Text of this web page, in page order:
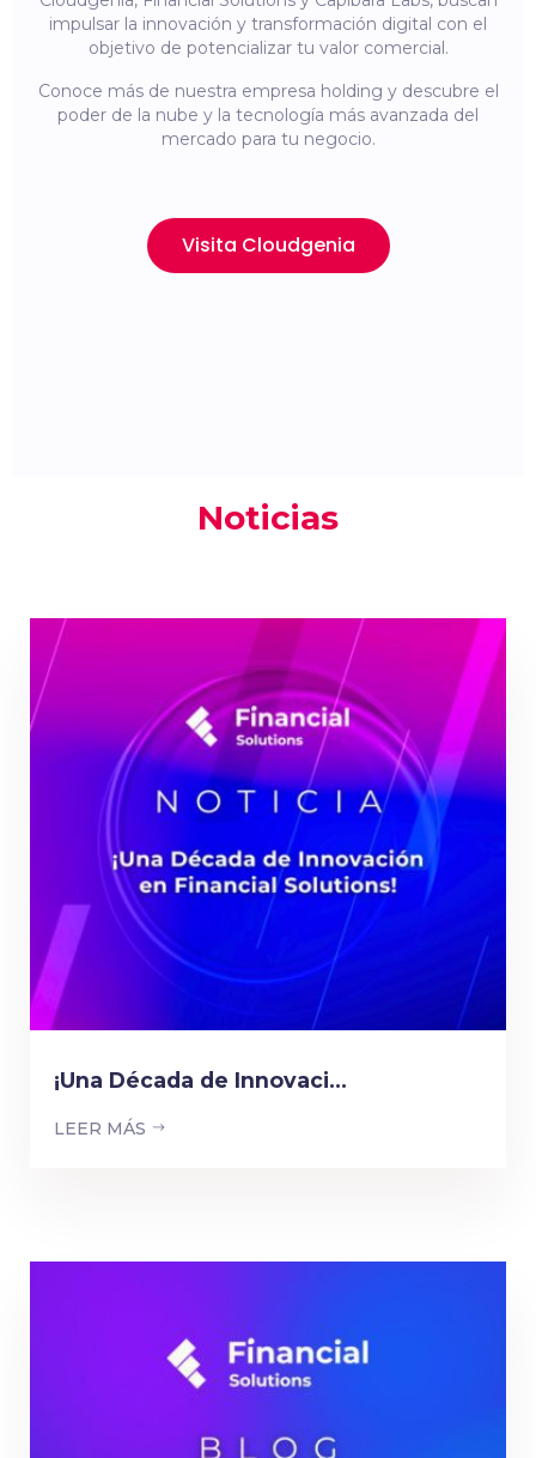
impulsar la innovación y transformación digital con el
objetivo de potencializar tu valor comercial.
Conoce más de nuestra empresa holding y descubre el
poder de la nube y la tecnología más avanzada del
mercado para tu negocio.
Visita Cloudgenia
Noticias
¡Una Década de Innovaci...
LEER MÁS